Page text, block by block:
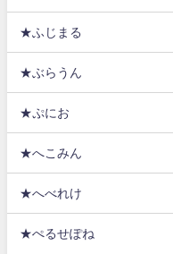
★ふじまる
★ぶらうん
★ぷにお
★へこみん
★へべれけ
★ぺるせぽね